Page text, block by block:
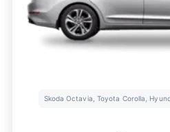
Skoda Octavia, Toyota Corolla,